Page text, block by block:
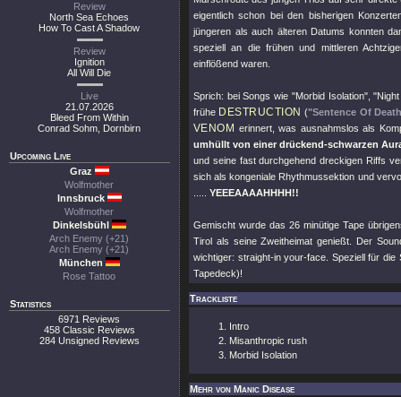
Review
North Sea Echoes
How To Cast A Shadow
Review
Ignition
All Will Die
Live
21.07.2026
Bleed From Within
Conrad Sohm, Dornbirn
Upcoming Live
Graz
Wolfmother
Innsbruck
Wolfmother
Dinkelsbühl
Arch Enemy (+21)
Arch Enemy (+21)
München
Rose Tattoo
Statistics
6971 Reviews
458 Classic Reviews
284 Unsigned Reviews
eigentlich schon bei den bisherigen
jüngeren als auch älteren Datums konnten
speziell an die frühen und mittleren
einflößend waren.
Sprich: bei Songs wie "Morbid Isolation",
frühe DESTRUCTION ("Sentence Of
VENOM erinnert, was ausnahmslos als
umhüllt von einer drückend-schwarzen
und seine fast durchgehend dreckigen Riffs
sich als kongeniale Rhythmussektion und
YEEEAAAAHHHH!!
Gemischt wurde das 26 minütige Tape
Tirol als seine Zweitheimat genießt. Der
wichtiger: straight-in your-face. Speziell für die
Tapedeck)!
Trackliste
Intro
Misanthropic rush
Morbid Isolation
Mehr von Manic Disease